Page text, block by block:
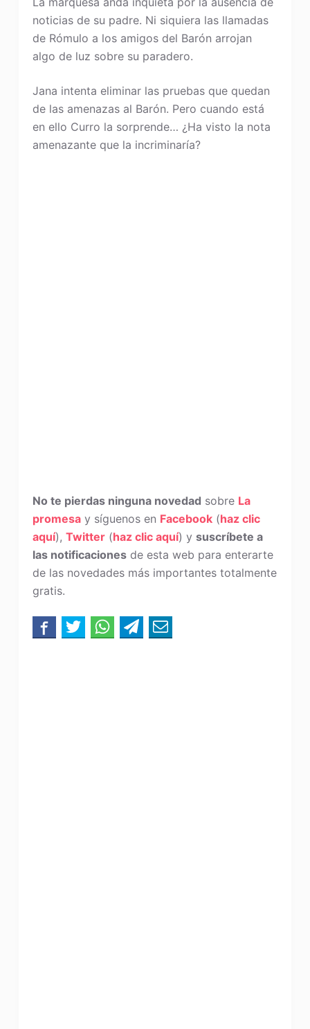
noticias de su padre. Ni siquiera las llamadas
de Rómulo a los amigos del Barón arrojan
algo de luz sobre su paradero.
Jana intenta eliminar las pruebas que quedan
de las amenazas al Barón. Pero cuando está
en ello Curro la sorprende… ¿Ha visto la nota
amenazante que la incriminaría?
No te pierdas ninguna novedad sobre La
promesay síguenos en Facebook(haz clic
aquí), Twitter(haz clic aquí) y suscríbete a
las notificacionesde esta web para enterarte
de las novedades más importantes totalmente
gratis.